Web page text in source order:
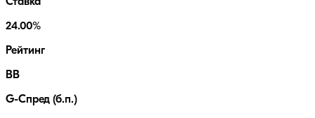
24.00%
Рейтинг
BB
G-Спред (б.п.)